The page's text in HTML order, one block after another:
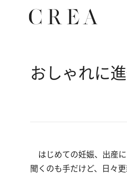
おしゃれに
はじめての妊娠、出産
聞くのも手だけど、日々